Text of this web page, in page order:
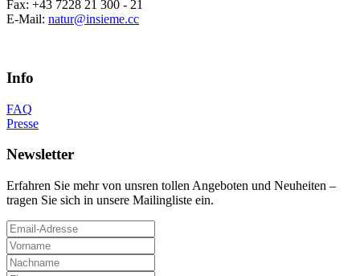
Fax: +43 7228 21 300 - 21
E-Mail: natur@insieme.cc
Info
FAQ
Presse
Newsletter
Erfahren Sie mehr von unsren tollen Angeboten und Neuheiten –
tragen Sie sich in unsere Mailingliste ein.